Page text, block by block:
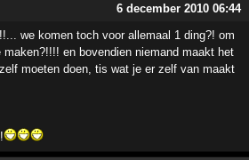
6 december 2010 06:44
we komen toch voor allemaal 1 ding?! om
en bovendien niemand maakt het
moeten doen, tis wat je er zelf van maakt